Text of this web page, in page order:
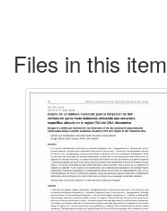
Files in this item